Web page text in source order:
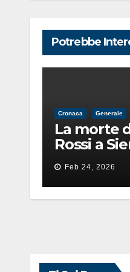
Potrebbe
Cronaca Generale
La morte
Rossi a
perizia
pista di
finita male
Feb 24, 2026